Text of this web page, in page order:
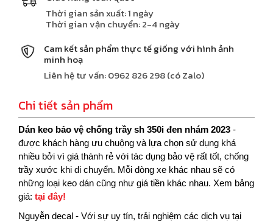
Thời gian sản xuất: 1 ngày
Thời gian vận chuyển: 2-4 ngày
Cam kết sản phẩm thực tế giống với hình ảnh
minh hoạ
Liên hệ tư vấn: 0962 826 298 (có Zalo)
Chi tiết sản phẩm
Dán keo bảo vệ chống trầy sh 350i đen nhám 2023 -
được khách hàng ưu chuộng và lựa chọn sử dụng khá
nhiều bởi vì giá thành rẻ với tác dụng bảo vệ rất tốt, chống
trầy xước khi di chuyển. Mỗi dòng xe khác nhau sẽ có
những loại keo dán cũng như giá tiền khác nhau. Xem bảng
giá: tại đây!
Nguyễn decal - Với sự uy tín, trải nghiệm các dịch vụ tại